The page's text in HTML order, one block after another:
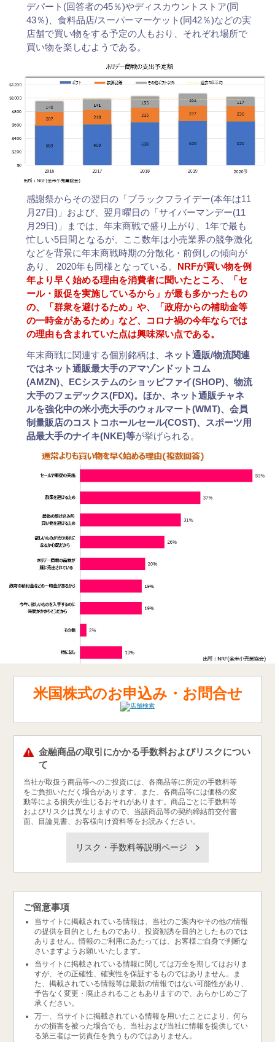
デパート(回答者の45％)やディスカウントストア(同
43％)、食料品店/スーパーマーケット(同42％)などの実
店舗で買い物をする予定の人もおり、それぞれ場所で
買い物を楽しむようである。
感謝祭からその翌日の「ブラックフライデー(本年は11
月27日)」および、翌月曜日の「サイバーマンデー(11
月29日)」までは、年末商戦で盛り上がり、1年で最も
忙しい5日間となるが、ここ数年は小売業界の競争激化
などを背景に年末商戦時期の分散化・前倒しの傾向が
あり、 2020年も同様となっている。 NRFが買い物を例
年より早く始める理由を消費者に聞いたところ、「セ
ール・販促を実施しているから」が最も多かったもの
の、「群衆を避けるため」や、「政府からの補助金等
の一時金があるため」など、コロナ禍の今年ならでは
の理由も含まれていた点は興味深い点である。
年末商戦に関連する個別銘柄は、ネット通販/物流関連
ではネット通販最大手のアマゾンドットコム
(AMZN)、ECシステムのショッピファイ(SHOP)、物流
大手のフェデックス(FDX)。ほか、ネット通販チャネ
ルを強化中の米小売大手のウォルマート(WMT)、会員
制量販店のコストコホールセール(COST)、スポーツ用
品最大手のナイキ(NKE)等が挙げられる。
米国株式のお申込み・お問合せ
金融商品の取引にかかる手数料およびリスクについ
て
当社が取扱う商品等へのご投資には、各商品等に所定の手数料等
をご負担いただく場合があります。また、各商品等には価格の変
動等による損失が生じるおそれがあります。商品ごとに手数料等
およびリスクは異なりますので、当該商品等の契約締結前交付書
面、目論見書、お客様向け資料等をお読みください。
リスク・手数料等説明ページ
ご留意事項
当サイトに掲載されている情報は、当社のご案内やその他の情報
の提供を目的としたものであり、投資勧誘を目的としたものでは
ありません。情報のご利用にあたっては、お客様ご自身で判断な
さいますようお願いいたします。
当サイトに掲載されている情報に関しては万全を期してはおりま
すが、その正確性、確実性を保証するものではありません。ま
た、掲載されている情報等は最新の情報ではない可能性があり、
予告なく変更・廃止されることもありますので、あらかじめご了
承ください。
万一、当サイトに掲載されている情報を用いたことにより、何ら
かの損害を被った場合でも、当社および当社に情報を提供してい
る第三者は一切責任を負うものではありません。